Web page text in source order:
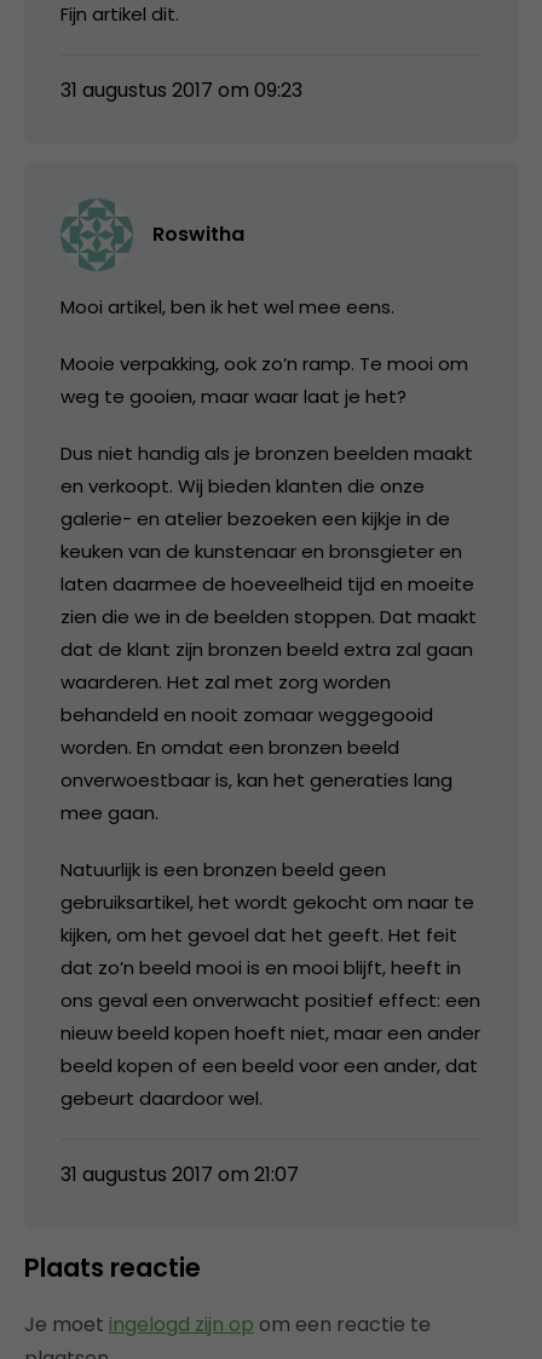
Fijn artikel dit.
31 augustus 2017 om 09:23
Roswitha
Mooi artikel, ben ik het wel mee eens.
Mooie verpakking, ook zo’n ramp. Te mooi om
weg te gooien, maar waar laat je het?
Dus niet handig als je bronzen beelden maakt
en verkoopt. Wij bieden klanten die onze
galerie- en atelier bezoeken een kijkje in de
keuken van de kunstenaar en bronsgieter en
laten daarmee de hoeveelheid tijd en moeite
zien die we in de beelden stoppen. Dat maakt
dat de klant zijn bronzen beeld extra zal gaan
waarderen. Het zal met zorg worden
behandeld en nooit zomaar weggegooid
worden. En omdat een bronzen beeld
onverwoestbaar is, kan het generaties lang
mee gaan.
Natuurlijk is een bronzen beeld geen
gebruiksartikel, het wordt gekocht om naar te
kijken, om het gevoel dat het geeft. Het feit
dat zo’n beeld mooi is en mooi blijft, heeft in
ons geval een onverwacht positief effect: een
nieuw beeld kopen hoeft niet, maar een ander
beeld kopen of een beeld voor een ander, dat
gebeurt daardoor wel.
31 augustus 2017 om 21:07
Plaats reactie
Je moet ingelogd zijn op om een reactie te